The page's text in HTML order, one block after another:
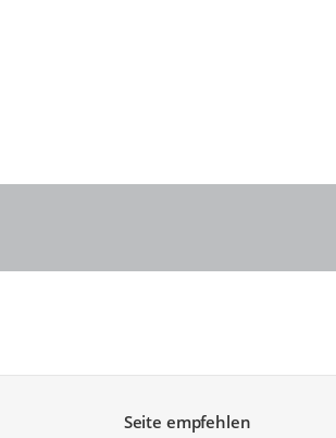
Seite empfehlen